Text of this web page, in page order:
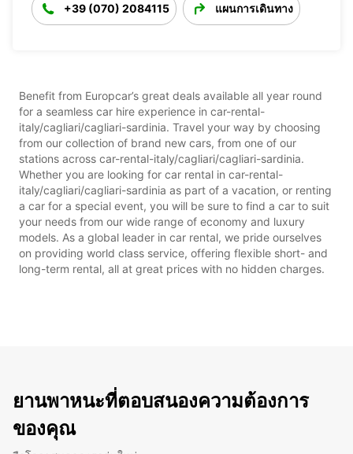
+39 (070) 2084115 แผนการเดินทาง
Benefit from Europcar’s great deals available all year round
for a seamless car hire experience in car-rental-
italy/cagliari/cagliari-sardinia. Travel your way by choosing
from our collection of brand new cars, from one of our
stations across car-rental-italy/cagliari/cagliari-sardinia.
Whether you are looking for car rental in car-rental-
italy/cagliari/cagliari-sardinia as part of a vacation, or renting
a car for a special event, you will be sure to find a car to suit
your needs from our wide range of economy and luxury
models. As a global leader in car rental, we pride ourselves
on providing world class service, offering flexible short- and
long-term rental, all at great prices with no hidden charges.
ยานพาหนะที่ตอบสนองความต้องการ
ของคุณ